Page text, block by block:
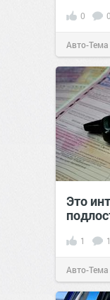
0 0
Авто-Тема
Это
1 1
Авто-Тема